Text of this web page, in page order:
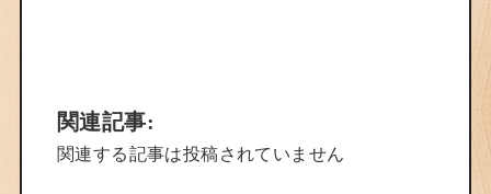
関連記事:
関連する記事は投稿されていません